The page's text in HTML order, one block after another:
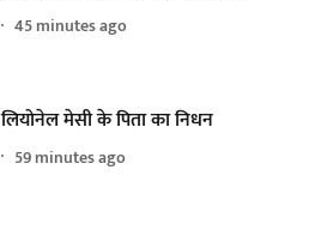
45 minutes ago
लियोनेल मेसी के पिता का निधन
59 minutes ago